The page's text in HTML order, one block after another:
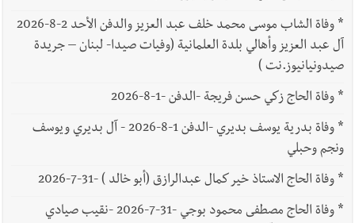
*
وفاة الشاب موسى محمد خلف عبد العزيز والدفن الأحد 2-8-2026
آل عبد العزيز وأهالي بلدة العلمانية (وفيات صيدا- لبنان – جريدة
صيدونيانيوز.نت )
*وفاة الحاج زكي حسن فريجة -الدفن -1-8-2026
*
وفاة بدرية يوسف بديري -الدفن 1-8-2026 - آل بديري ويوسف
ونجم وحبلي
*وفاة الحاج الاستاذ خير كمال عبدالرازق (أبو خالد ) -31-7-2026
*
وفاة الحاج مصطفى محمود بوجي -31-7-2026 -نقيب صيادي